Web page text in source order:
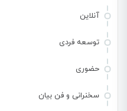
آنلاین
توسعه فردی
حضوری
سخنرانی و فن بیان